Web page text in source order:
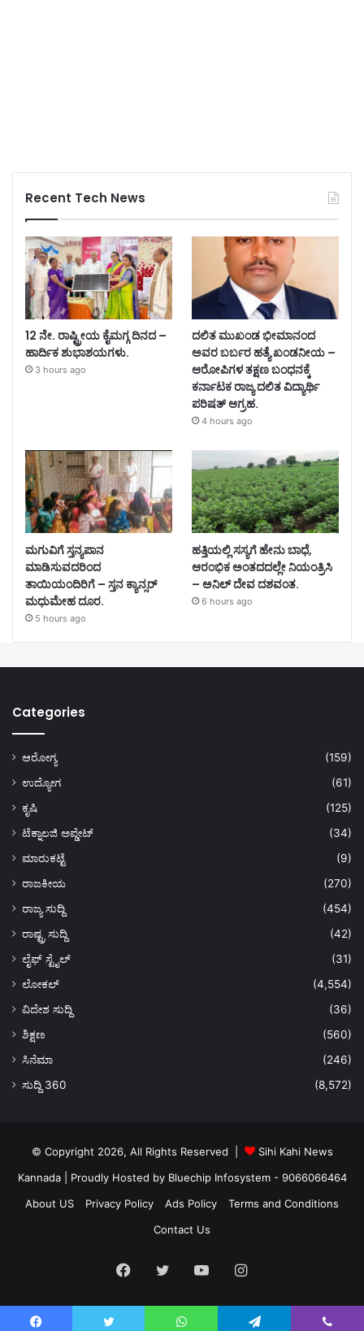
Recent Tech News
12 ನೇ. ರಾಷ್ಟ್ರೀಯ ಕೈಮಗ್ಗ ದಿನದ –
ಹಾರ್ದಿಕ ಶುಭಾಶಯಗಳು.
3 hours ago
ದಲಿತ ಮುಖಂಡ ಭೀಮಾನಂದ
ಅವರ ಬರ್ಬರ ಹತ್ಯೆ ಖಂಡನೀಯ –
ಆರೋಪಿಗಳ ತಕ್ಷಣ ಬಂಧನಕ್ಕೆ
ಕರ್ನಾಟಕ ರಾಜ್ಯ ದಲಿತ ವಿದ್ಯಾರ್ಥಿ
ಪರಿಷತ್ ಆಗ್ರಹ.
4 hours ago
ಮಗುವಿಗೆ ಸ್ತನ್ಯಪಾನ
ಮಾಡಿಸುವದರಿಂದ
ತಾಯಿಯಂದಿರಿಗೆ – ಸ್ತನ ಕ್ಯಾನ್ಸರ್
ಮಧುಮೇಹ ದೂರ.
5 hours ago
ಹತ್ತಿಯಲ್ಲಿ ಸಸ್ಯಗೆ ಹೇನು ಬಾಧೆ,
ಆರಂಭಿಕ ಅಂತದದಲ್ಲೇ ನಿಯಂತ್ರಿಸಿ
– ಅನಿಲ್ ದೇವ ದಶವಂತ.
6 hours ago
Categories
ಆರೋಗ್ಯ
(159)
ಉದ್ಯೋಗ
(61)
ಕೃಷಿ
(125)
ಟೆಕ್ನಾಲಜಿ ಅಪ್ಡೇಟ್
(34)
ಮಾರುಕಟ್ಟೆ
(9)
ರಾಜಕೀಯ
(270)
ರಾಜ್ಯ ಸುದ್ದಿ
(454)
ರಾಷ್ಟ್ರ ಸುದ್ದಿ
(42)
ಲೈಫ್ ಸ್ಟೈಲ್
(31)
ಲೋಕಲ್
(4,554)
ವಿದೇಶ ಸುದ್ದಿ
(36)
ಶಿಕ್ಷಣ
(560)
ಸಿನೆಮಾ
(246)
ಸುದ್ದಿ 360
(8,572)
© Copyright 2026, All Rights Reserved |
Sihi Kahi News
Kannada| Proudly Hosted by Bluechip Infosystem - 9066066464
About US
Privacy Policy Ads Policy
Terms and Conditions
Contact Us
Facebook
TwitterYouTubeInstagram